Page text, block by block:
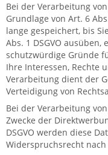
Bei der Verarbeitung
Grundlage von Art. 6
lange gespeichert, bis
Abs. 1 DSGVO
schutzwürdige Gründe
Ihre Interessen, Rechte
Verarbeitung dient der
Verteidigung von
Bei der Verarbeitung
Zwecke der
DSGVO werden diese
Widerspruchsrecht nach